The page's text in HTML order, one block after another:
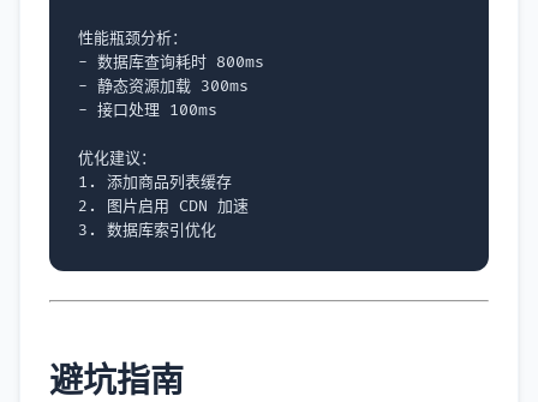
性能瓶颈分析：
- 数据库查询耗时 800ms
- 静态资源加载 300ms
- 接口处理 100ms
优化建议：
1. 添加商品列表缓存
2. 图片启用 CDN 加速
避坑指南